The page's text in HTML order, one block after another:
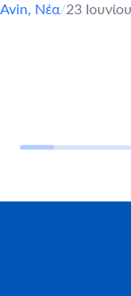
Avin, Νέα/23